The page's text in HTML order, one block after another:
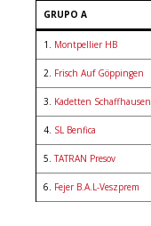
GRUPO A
1. Montpellier HB
2. Frisch Auf Göppingen
3. Kadetten Schaffhausen
4. SL Benfica
5.TATRAN Presov
6. Fejer B.A.L-Veszprem